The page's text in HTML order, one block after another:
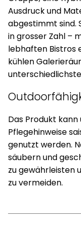
Ausdruck und
abgestimmt sind.
in grosser Zahl –
lebhaften Bistros
kühlen
Das Produkt
Pflegehinweise
genutzt werden.
säubern und
zu gewährleisten
zu vermeiden.